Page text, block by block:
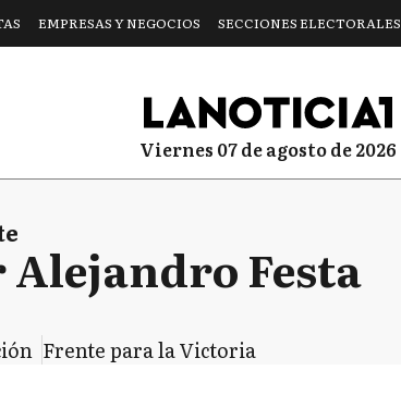
EMPRESAS Y NEGOCIOS SECCIONES ELECTORALES
viernes 07 de agosto de 2026
Festa
Frente para la Victoria